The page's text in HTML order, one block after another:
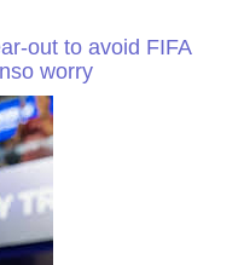
out to avoid FIFA
worry